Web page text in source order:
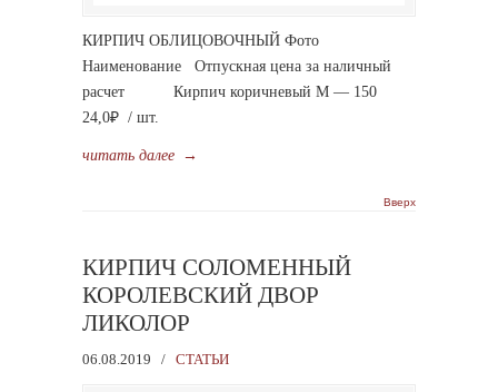
КИРПИЧ ОБЛИЦОВОЧНЫЙ Фото
Наименование Отпускная цена за наличный
расчет Кирпич коричневый М — 150
24,0₽ / шт.
читать далее →
Вверх
КИРПИЧ СОЛОМЕННЫЙ
КОРОЛЕВСКИЙ ДВОР
ЛИКОЛОР
06.08.2019 / СТАТЬИ